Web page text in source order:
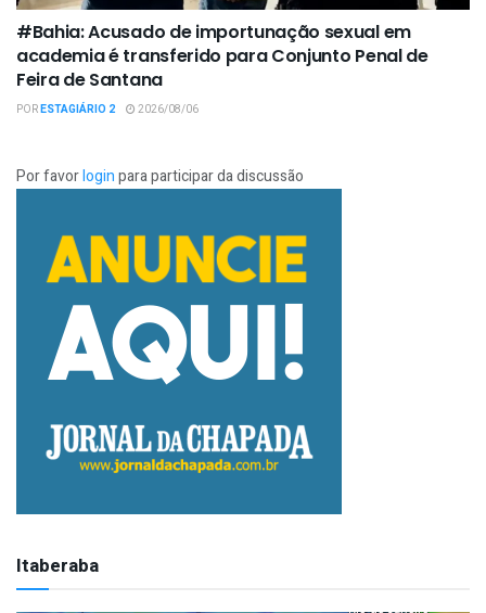
#Bahia: Acusado de importunação sexual em
academia é transferido para Conjunto Penal de
Feira de Santana
PORESTAGIÁRIO 2 2026/08/06
Por favorloginpara participar da discussão
Itaberaba